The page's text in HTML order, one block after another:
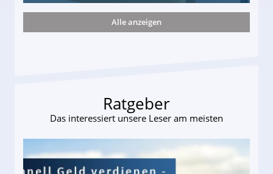
und wie viel?
Alle anzeigen
Ratgeber
Das interessiert unsere Leser am meisten